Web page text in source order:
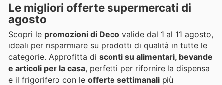
Le migliori offerte supermercati di
agosto
Scopri le promozioni di Deco valide dal 1 al 11 agosto,
ideali per risparmiare su prodotti di qualità in tutte le
categorie. Approfitta di sconti su alimentari, bevande
e articoli per la casa, perfetti per rifornire la dispensa
e il frigorifero con le offerte settimanali più